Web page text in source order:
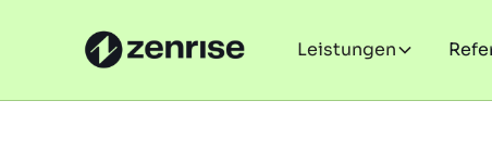
Leistungen